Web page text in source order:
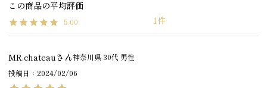
5.00 1
MR.chateau 神奈川県 30代 男性
投稿日
2024/02/06